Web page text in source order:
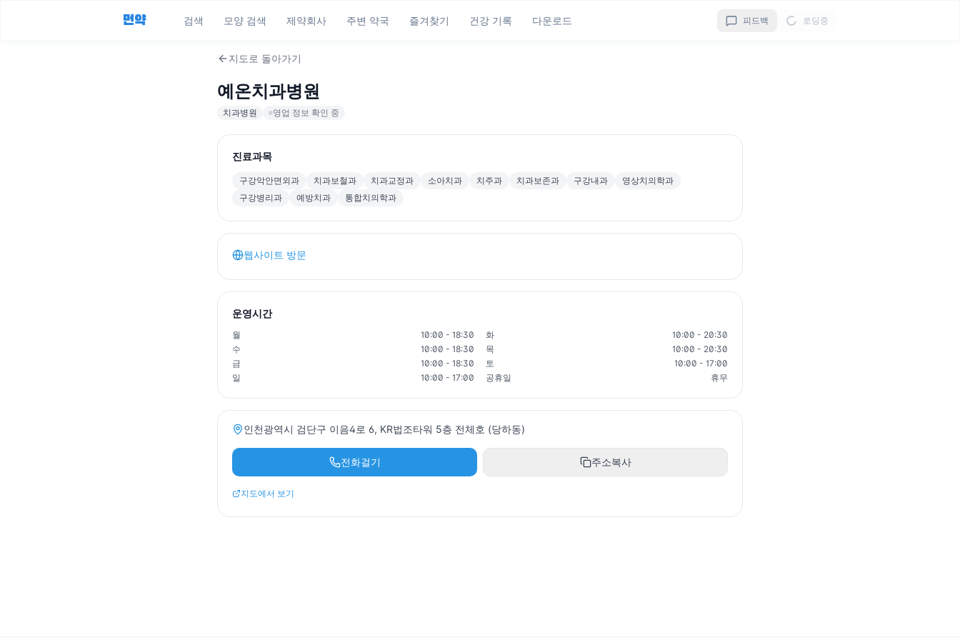
먼약 검색 모양 검색 제약회사 주변 약국 즐겨찾기 건강 기록 다운로드 피드백 로딩중
지도로 돌아가기
예온치과병원
치과병원 영업 정보 확인 중
진료과목
구강악안면외과 치과보철과 치과교정과 소아치과 치주과 치과보존과 구강내과
영상치의학과
구강병리과
예방치과 통합치의학과
웹사이트 방문
운영시간
월 10:00 - 18:30 화
10:00 - 20:30
수
10:00 - 18:30 목
10:00 - 20:30
금
10:00 - 18:30 토
10:00 - 17:00
일
10:00 - 17:00 공휴일 휴무
인천광역시 검단구 이음4로 6, KR법조타워 5층 전체호 (당하동)
전화걸기 주소복사
지도에서 보기